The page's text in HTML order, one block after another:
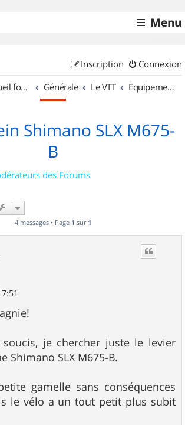
Menu
Connexion
Inscription
Accueil forum Générale Le VTT Equipements et Accessoires
Shimano SLX M675-
B
des Forums
4 messages • Page 1 sur 1
soucis, je chercher juste le levier
Shimano SLX M675-B.
gamelle sans conséquences
le vélo a un tout petit plus subit